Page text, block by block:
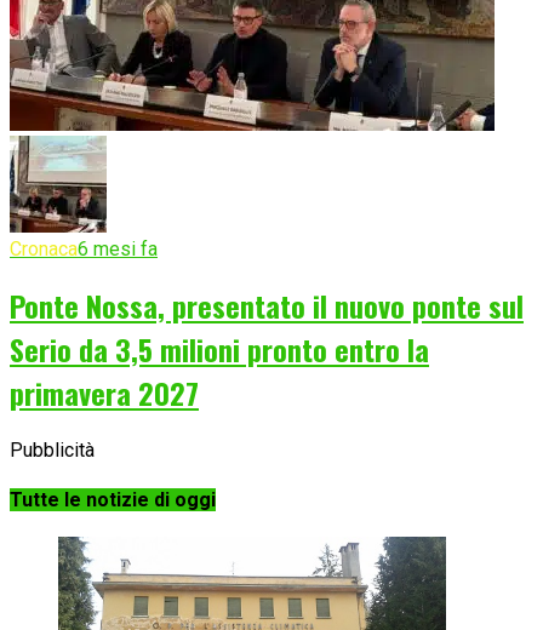
Cronaca6 mesi fa
Ponte Nossa, presentato il nuovo ponte sul
Serio da 3,5 milioni pronto entro la
primavera 2027
Pubblicità
Tutte le notizie di oggi